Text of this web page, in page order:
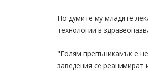
По думите му младите
технологии в
"Голям препъникамък е
заведения се